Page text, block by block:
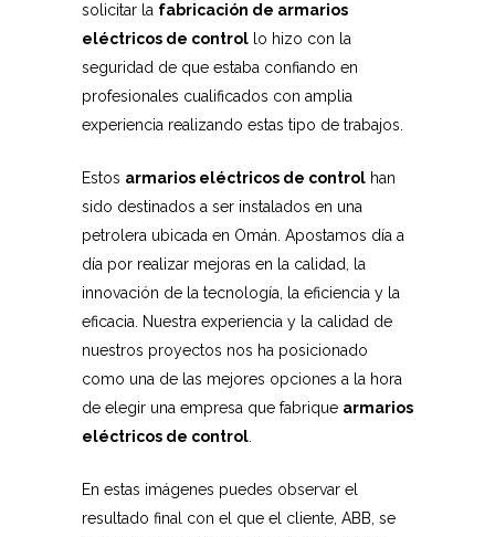
solicitar la fabricación de armarios
eléctricos de control lo hizo con la
seguridad de que estaba confiando en
profesionales cualificados con amplia
experiencia realizando estas tipo de trabajos.
Estos armarios eléctricos de control han
sido destinados a ser instalados en una
petrolera ubicada en Omán. Apostamos día a
día por realizar mejoras en la calidad, la
innovación de la tecnología, la eficiencia y la
eficacia. Nuestra experiencia y la calidad de
nuestros proyectos nos ha posicionado
como una de las mejores opciones a la hora
de elegir una empresa que fabrique armarios
eléctricos de control
En estas imágenes puedes observar el
resultado final con el que el cliente, ABB, se